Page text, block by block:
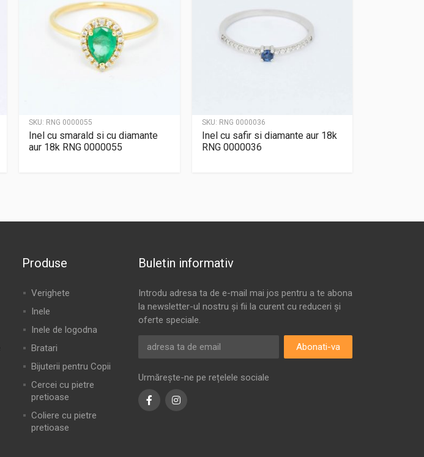
SKU: RNG 0000055
Inel cu smarald si cu diamante
aur 18k RNG 0000055
SKU: RNG 0000036
Inel cu safir si diamante aur 18k
RNG 0000036
Produse
Verighete
Inele
Inele de logodna
Bratari
Bijuterii pentru Copii
Cercei cu pietre
pretioase
Coliere cu pietre
pretioase
Buletin informativ
Introdu adresa ta de e-mail mai jos pentru a te abona
la newsletter-ul nostru și fii la curent cu reduceri și
oferte speciale.
Abonati-va
Urmărește-ne pe rețelele sociale
FacebookInstagram